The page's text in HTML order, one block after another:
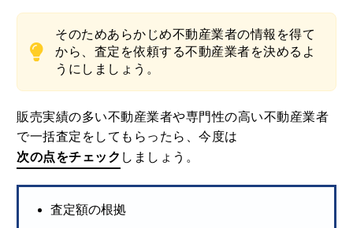
そのためあらかじめ不動産業者の情報を得て
から、査定を依頼する不動産業者を決めるよ
うにしましょう。
販売実績の多い不動産業者や専門性の高い不動産業者
で一括査定をしてもらったら、今度は
次の点をチェック しましょう。
査定額の根拠